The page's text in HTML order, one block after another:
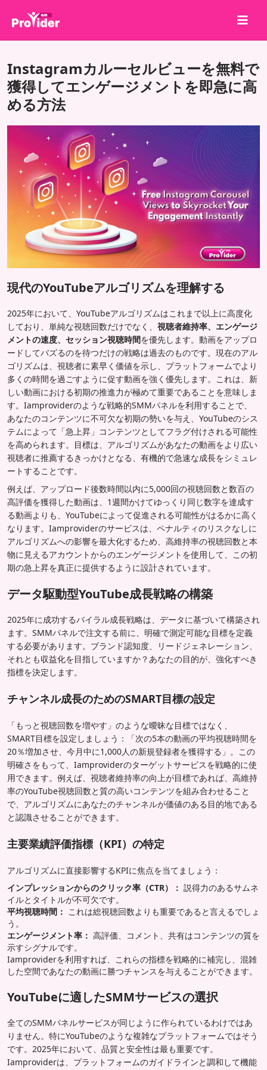
会社概要
ログイン
サインアップ
API
利用規約
ブログ
Instagramカルーセルビューを無料で
獲得してエンゲージメントを即急に高
める方法
現代のYouTubeアルゴリズムを理解する
2025年において、YouTubeアルゴリズムはこれまで以上に高度化
しており、単純な視聴回数だけでなく、 視聴者維持率、エンゲージ
メントの速度、セッション視聴時間を優先します。動画をアップロ
ードしてバズるのを待つだけの戦略は過去のものです。現在のアル
ゴリズムは、視聴者に素早く価値を示し、プラットフォームでより
多くの時間を過ごすように促す動画を強く優先します。これは、新
しい動画における初期の推進力が極めて重要であることを意味しま
す。Iamproviderのような戦略的SMMパネルを利用することで、
あなたのコンテンツに不可欠な初期の勢いを与え、YouTubeのシス
テムによって「急上昇」コンテンツとしてフラグ付けされる可能性
を高められます。目標は、アルゴリズムがあなたの動画をより広い
視聴者に推薦するきっかけとなる、有機的で急速な成長をシミュレ
ートすることです。
例えば、アップロード後数時間以内に5,000回の視聴回数と数百の
高評価を獲得した動画は、1週間かけてゆっくり同じ数字を達成す
る動画よりも、YouTubeによって促進される可能性がはるかに高く
なります。Iamproviderのサービスは、ペナルティのリスクなしに
アルゴリズムへの影響を最大化するため、高維持率の視聴回数と本
物に見えるアカウントからのエンゲージメントを使用して、この初
期の急上昇を真正に提供するように設計されています。
データ駆動型YouTube成長戦略の構築
2025年に成功するバイラル成長戦略は、データに基づいて構築され
ます。SMMパネルで注文する前に、明確で測定可能な目標を定義
する必要があります。ブランド認知度、リードジェネレーション、
それとも収益化を目指していますか？あなたの目的が、強化すべき
指標を決定します。
チャンネル成長のためのSMART目標の設定
「もっと視聴回数を増やす」のような曖昧な目標ではなく、
SMART目標を設定しましょう：「次の5本の動画の平均視聴時間を
20％増加させ、今月中に1,000人の新規登録者を獲得する」。この
明確さをもって、Iamproviderのターゲットサービスを戦略的に使
用できます。例えば、視聴者維持率の向上が目標であれば、高維持
率のYouTube視聴回数と質の高いコンテンツを組み合わせること
で、アルゴリズムにあなたのチャンネルが価値のある目的地である
と認識させることができます。
主要業績評価指標（KPI）の特定
アルゴリズムに直接影響するKPIに焦点を当てましょう：
インプレッションからのクリック率（CTR）： 説得力のあるサムネ
イルとタイトルが不可欠です。
平均視聴時間： これは総視聴回数よりも重要であると言えるでしょ
う。
エンゲージメント率： 高評価、コメント、共有はコンテンツの質を
示すシグナルです。
Iamproviderを利用すれば、これらの指標を戦略的に補完し、混雑
した空間であなたの動画に勝つチャンスを与えることができます。
YouTubeに適したSMMサービスの選択
全てのSMMパネルサービスが同じように作られているわけではあ
りません。特にYouTubeのような複雑なプラットフォームではそう
です。2025年において、品質と安全性は最も重要です。
Iamproviderは、プラットフォームのガイドラインと調和して機能